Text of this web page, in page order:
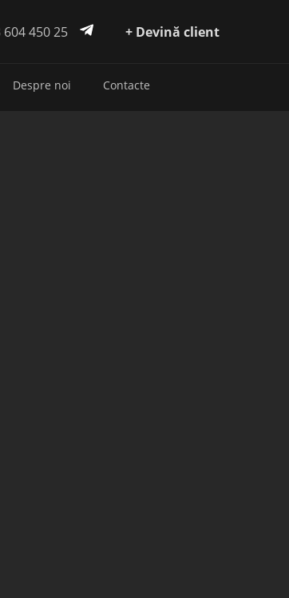
604 450 25 + Devină client
Despre noi Contacte